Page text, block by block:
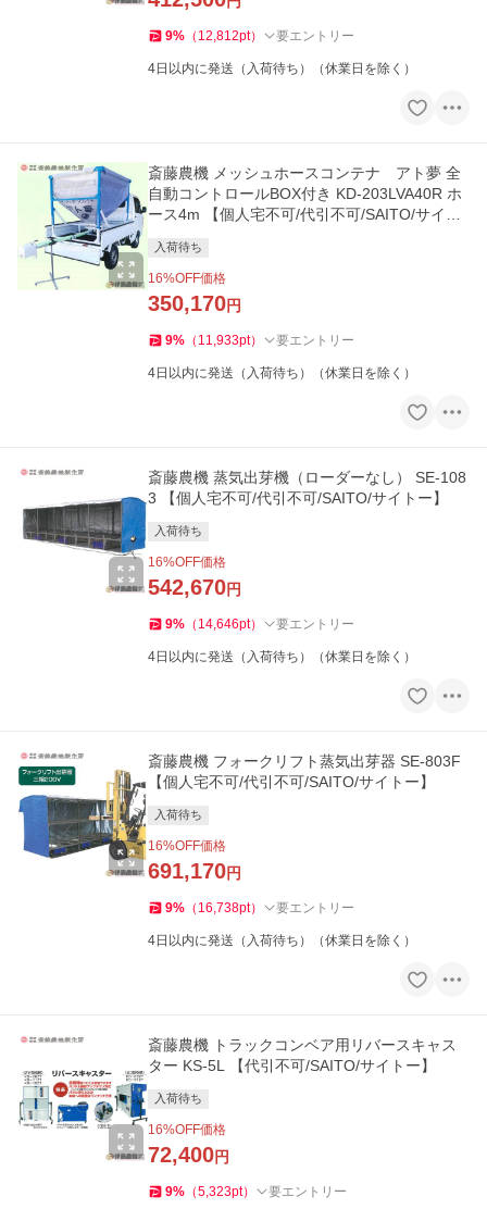
9% （ 12,812pt） 要エントリー
4日以内に発送（入荷待ち）（休業日を除く）
斎藤農機 メッシュホースコンテナ アト夢 全
自動コントロールBOX付き KD-203LVA40R ホ
ース4m 【個人宅不可/代引不可/SAITO/サイト
入荷待ち
16%OFF価格
350,170円
9% （ 11,933pt） 要エントリー
4日以内に発送（入荷待ち）（休業日を除く）
斎藤農機 蒸気出芽機（ローダーなし） SE-108
3 【個人宅不可/代引不可/SAITO/サイトー】
入荷待ち
16%OFF価格
542,670円
9% （ 14,646pt） 要エントリー
4日以内に発送（入荷待ち）（休業日を除く）
斎藤農機 フォークリフト蒸気出芽器 SE-803F
【個人宅不可/代引不可/SAITO/サイトー】
入荷待ち
16%OFF価格
691,170円
9% （ 16,738pt） 要エントリー
4日以内に発送（入荷待ち）（休業日を除く）
斎藤農機 トラックコンベア用リバースキャス
ター KS-5L 【代引不可/SAITO/サイトー】
入荷待ち
16%OFF価格
72,400円
9% （5,323pt） 要エントリー